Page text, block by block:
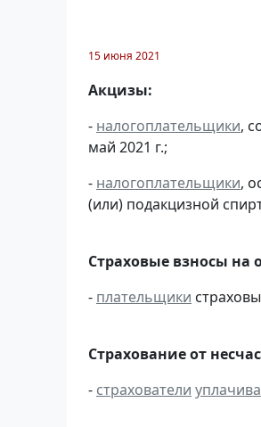
15 июня 2021
Акцизы:
- налогоплательщики,
май 2021 г.;
- налогоплательщики,
(или) подакцизной
Страховые взносы на
- плательщики
Страхование от
- страхователи